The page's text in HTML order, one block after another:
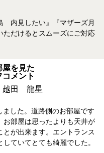
内見したい』『マザーズ月
だけるとスムーズにご対応
屋を見た
コメント
越田 龍星
した。道路側のお部屋です
お部屋は思ったよりも天井が
が出来ます。エントランス
ていてとても綺麗でした。